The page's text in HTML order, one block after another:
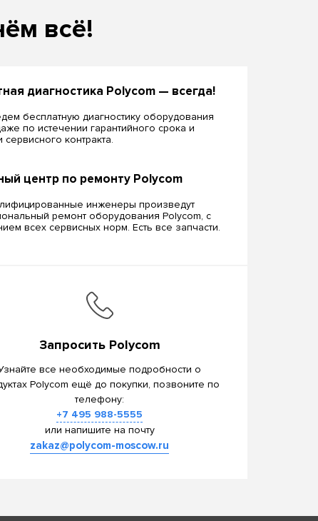
всё!
диагностика Polycom — всегда!
бесплатную диагностику оборудования
по истечении гарантийного срока и
сервисного контракта.
центр по ремонту Polycom
инженеры произведут
ремонт оборудования Polycom, c
всех сервисных норм. Есть все запчасти.
Запросить Polycom
все необходимые подробности о
Polycom ещё до покупки, позвоните по
телефону:
+7 495 988-5555
или напишите на почту
zakaz@polycom-moscow.ru